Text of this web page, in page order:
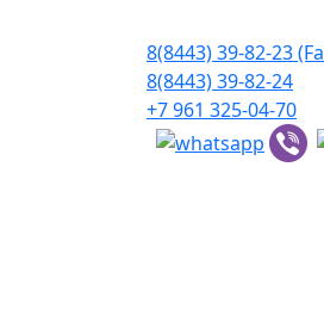
8(8443) 39-82-23
8(8443) 39-82-24
+7 961 325-04-70